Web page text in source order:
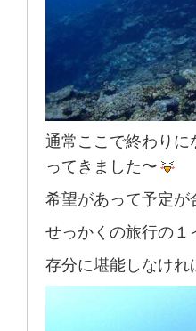
通常ここで終わり
ってきました〜
希望があって予定
せっかくの旅行の
存分に堪能しなけれ